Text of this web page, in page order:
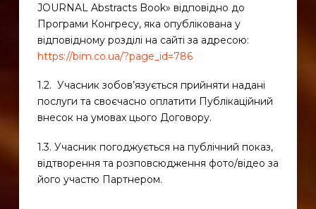
JOURNAL Abstracts Book» відповідно до
Програми Конгресу, яка опублікована у
відповідному розділі на сайті за адресою:
https://bim.co.ua/?page_id=786
1.2. Учасник зобов’язується прийняти надані
послуги та своєчасно оплатити Публікаційний
внесок на умовах цього Договору.
1.3. Учасник погоджується на публічний показ,
відтворення та розповсюдження фото/відео за
його участю Партнером.